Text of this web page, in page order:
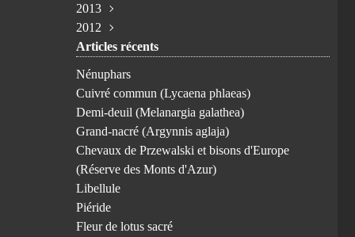
Avril
Mars
Janvier(1)
Février
Janvier
Juillet
Juin(4)
Avril (2)
Février
Juillet
Juin(1)
Mai(1)
Février
Juin(1)
Février
Janvier(1)
Octobre
Août
Juillet(2)
Avril
(3)
Novembre
Août
Mai(2)
Février
2013
Novembre
Octobre(3)
Août
2012
Avril (3)
Articles récents
Nénuphars
Cuivré commun (Lycaena phlaeas)
Demi-deuil (Melanargia galathea)
Grand-nacré (Argynnis aglaja)
Chevaux de Przewalski et bisons d'Europe
(Réserve des Monts d'Azur)
Libellule
Piéride
Fleur de lotus sacré